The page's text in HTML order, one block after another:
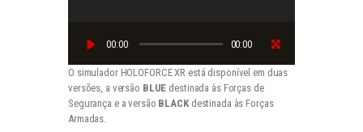
00:00 00:00
O simulador HOLOFORCE XR está disponível em duas
versões, a versão BLUE destinada às Forças de
Segurança e a versão BLACKdestinada às Forças
Armadas.